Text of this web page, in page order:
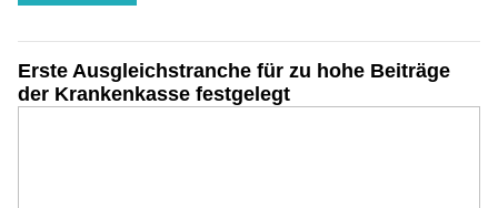
Erste Ausgleichstranche für zu hohe Beiträge
der Krankenkasse festgelegt